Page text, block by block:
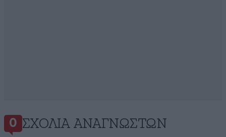
0 ΣΧΌΛΙΑ ΑΝΑΓΝΩΣΤΏΝ